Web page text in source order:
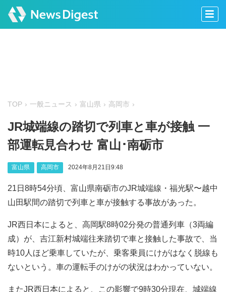
TOP 一般ニュース 富山県 高岡市
JR城端線の踏切で列車と車が接触 一
部運転見合わせ 富山･南砺市
富山県 高岡市 2024年8月21日9:48
21日8時54分頃、富山県南砺市のJR城端線・福光駅〜越中
山田駅間の踏切で列車と車が接触する事故があった。
JR西日本によると、高岡駅8時02分発の普通列車（3両編
成）が、吉江新村城端往来踏切で車と接触した事故で、当
時10人ほど乗車していたが、乗客乗員にけがはなく脱線も
ないという。車の運転手のけがの状況はわかっていない。
またJR西日本によると、この影響で9時30分現在、城端線